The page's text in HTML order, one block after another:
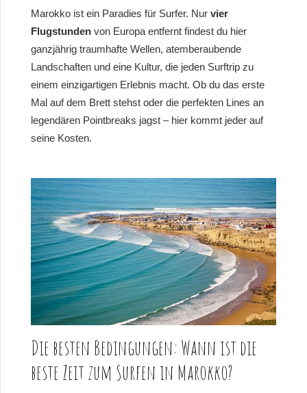
Marokko ist ein Paradies für Surfer. Nur vier
Flugstunden von Europa entfernt findest du hier
ganzjährig traumhafte Wellen, atemberaubende
Landschaften und eine Kultur, die jeden Surftrip zu
einem einzigartigen Erlebnis macht. Ob du das erste
Mal auf dem Brett stehst oder die perfekten Lines an
legendären Pointbreaks jagst – hier kommt jeder auf
seine Kosten.
Die besten Bedingungen: Wann ist die
beste Zeit zum Surfen in Marokko?